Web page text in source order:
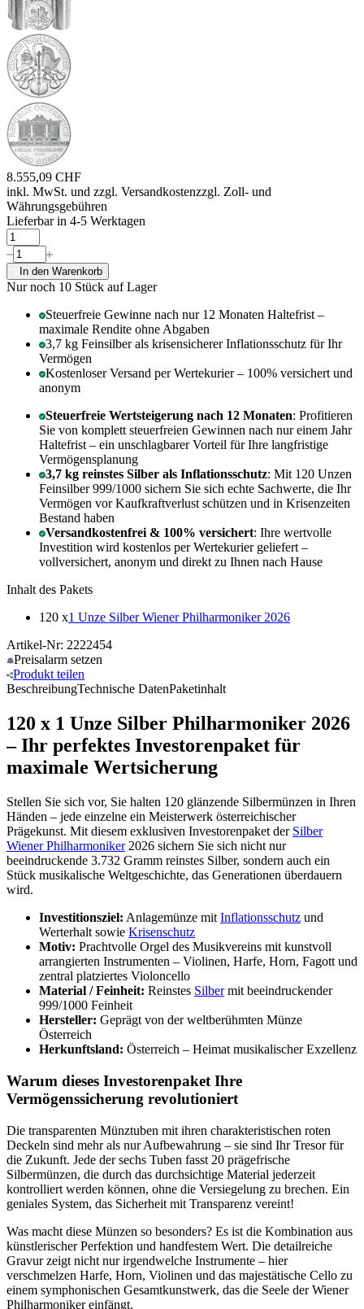
8.555,09 CHF
inkl. MwSt. und zzgl. Versandkostenzzgl. Zoll- und
Währungsgebühren
Lieferbar in 4-5 Werktagen
In den Warenkorb
Nur noch 10 Stück auf Lager
Steuerfreie Gewinne nach nur 12 Monaten Haltefrist –
maximale Rendite ohne Abgaben
3,7 kg Feinsilber als krisensicherer Inflationsschutz für Ihr
Vermögen
Kostenloser Versand per Wertekurier – 100% versichert und
anonym
Steuerfreie Wertsteigerung nach 12 Monaten: Profitieren
Sie von komplett steuerfreien Gewinnen nach nur einem Jahr
Haltefrist – ein unschlagbarer Vorteil für Ihre langfristige
Vermögensplanung
3,7 kg reinstes Silber als Inflationsschutz: Mit 120 Unzen
Feinsilber 999/1000 sichern Sie sich echte Sachwerte, die Ihr
Vermögen vor Kaufkraftverlust schützen und in Krisenzeiten
Bestand haben
Versandkostenfrei & 100% versichert: Ihre wertvolle
Investition wird kostenlos per Wertekurier geliefert –
vollversichert, anonym und direkt zu Ihnen nach Hause
Inhalt des Pakets
120 x1 Unze Silber Wiener Philharmoniker 2026
Artikel-Nr: 2222454
Preisalarm setzen
Produkt teilen
BeschreibungTechnische DatenPaketinhalt
120 x 1 Unze Silber Philharmoniker 2026
– Ihr perfektes Investorenpaket für
maximale Wertsicherung
Stellen Sie sich vor, Sie halten 120 glänzende Silbermünzen in Ihren
Händen – jede einzelne ein Meisterwerk österreichischer
Prägekunst. Mit diesem exklusiven Investorenpaket der Silber
Wiener Philharmoniker2026 sichern Sie sich nicht nur
beeindruckende 3.732 Gramm reinstes Silber, sondern auch ein
Stück musikalische Weltgeschichte, das Generationen überdauern
wird.
Investitionsziel: Anlagemünze mit Inflationsschutz und
Werterhalt sowie Krisenschutz
Motiv: Prachtvolle Orgel des Musikvereins mit kunstvoll
arrangierten Instrumenten – Violinen, Harfe, Horn, Fagott und
zentral platziertes Violoncello
Material / Feinheit: Reinstes Silbermit beeindruckender
999/1000 Feinheit
Hersteller: Geprägt von der weltberühmten Münze
Österreich
Herkunftsland: Österreich – Heimat musikalischer Exzellenz
Warum dieses Investorenpaket Ihre
Vermögenssicherung revolutioniert
Die transparenten Münztuben mit ihren charakteristischen roten
Deckeln sind mehr als nur Aufbewahrung – sie sind Ihr Tresor für
die Zukunft. Jede der sechs Tuben fasst 20 prägefrische
Silbermünzen, die durch das durchsichtige Material jederzeit
kontrolliert werden können, ohne die Versiegelung zu brechen. Ein
geniales System, das Sicherheit mit Transparenz vereint!
Was macht diese Münzen so besonders? Es ist die Kombination aus
künstlerischer Perfektion und handfestem Wert. Die detailreiche
Gravur zeigt nicht nur irgendwelche Instrumente – hier
verschmelzen Harfe, Horn, Violinen und das majestätische Cello zu
einem symphonischen Gesamtkunstwerk, das die Seele der Wiener
Philharmoniker einfängt.